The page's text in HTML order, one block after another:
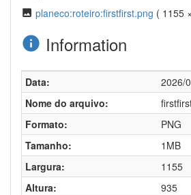
planeco:roteiro:firstfirst.png ( 1155
Information
Data:
2026/
Nome do arquivo:
Formato:
PNG
Tamanho:
1MB
Largura:
1155
Altura:
935